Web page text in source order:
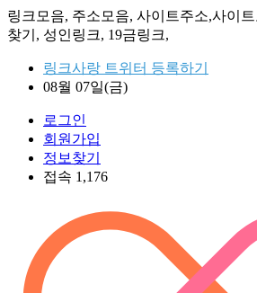
링크모음, 주소모음, 사이트주소,사이
찾기, 성인링크, 19금링크,
링크사랑 트위터 등록하기
08월 07일(금)
로그인
회원가입
정보찾기
접속 1,176